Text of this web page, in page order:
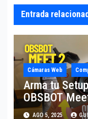
Entrada
Cámaras Web
Arma tu
OBSBOT
AGO 5, 2025